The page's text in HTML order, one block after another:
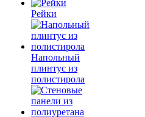
Рейки
Напольный
плинтус из
полистирола